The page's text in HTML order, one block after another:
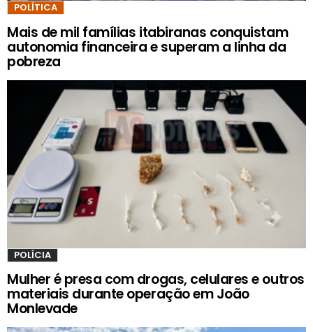
POLÍTICA
Mais de mil famílias itabiranas conquistam
autonomia financeira e superam a linha da
pobreza
POLÍCIA
Mulher é presa com drogas, celulares e outros
materiais durante operação em João
Monlevade